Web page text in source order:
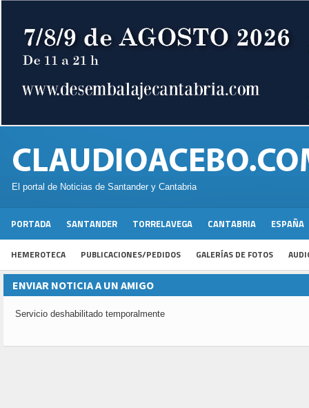
El portal de Noticias de Santander y Cantabria
PORTADA SANTANDER TORRELAVEGA CANTABRIA ESPAÑA
HEMEROTECA PUBLICACIONES/PEDIDOS GALERÍAS DE FOTOS
ENVIAR NOTICIA A UN AMIGO
Servicio deshabilitado temporalmente